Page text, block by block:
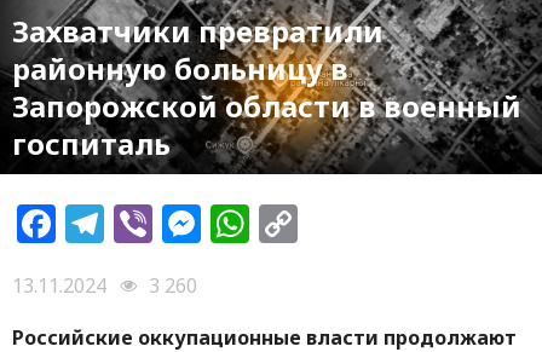
Захватчики превратили
районную больницу в
Запорожской области в военный
госпиталь
Facebook
Telegram
ViberMessenger
WhatsApp
13.11.2024
3 260
Российские оккупационные власти продолжают